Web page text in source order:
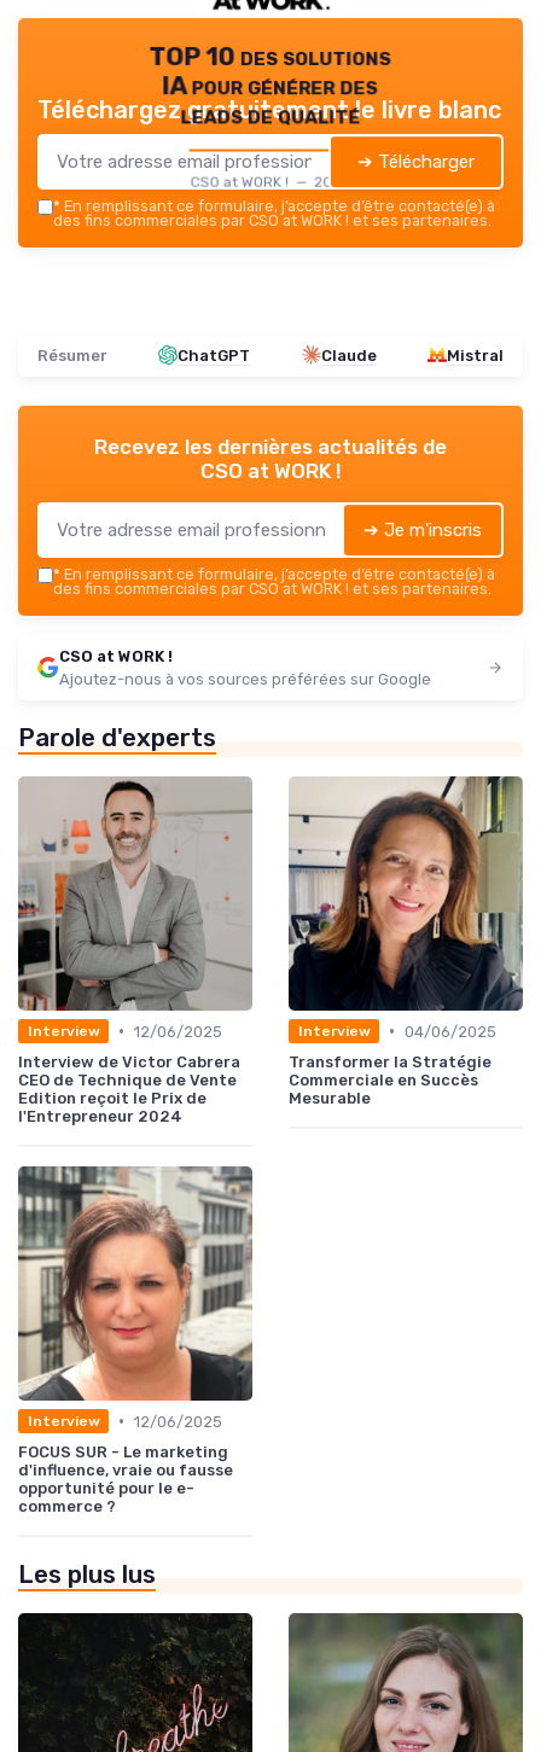
TOP 10 des solutions
IA pour générer des
leads de qualité
CSO at WORK ! — 2026
Téléchargez gratuitement le livre blanc
➔ Télécharger
* En remplissant ce formulaire, j’accepte d’être contacté(e) à
des fins commerciales par CSO at WORK ! et ses partenaires.
Résumer ChatGPT Claude Mistral
Recevez les dernières actualités de
CSO at WORK !
➔ Je m'inscris
* En remplissant ce formulaire, j’accepte d’être contacté(e) à
des fins commerciales par CSO at WORK ! et ses partenaires.
CSO at WORK !
Ajoutez-nous à vos sources préférées sur Google
Parole d'experts
Interview • 12/06/2025
Interview de Victor Cabrera
CEO de Technique de Vente
Edition reçoit le Prix de
l'Entrepreneur 2024
Interview • 04/06/2025
Transformer la Stratégie
Commerciale en Succès
Mesurable
Interview • 12/06/2025
FOCUS SUR - Le marketing
d'influence, vraie ou fausse
opportunité pour le e-
commerce ?
Les plus lus